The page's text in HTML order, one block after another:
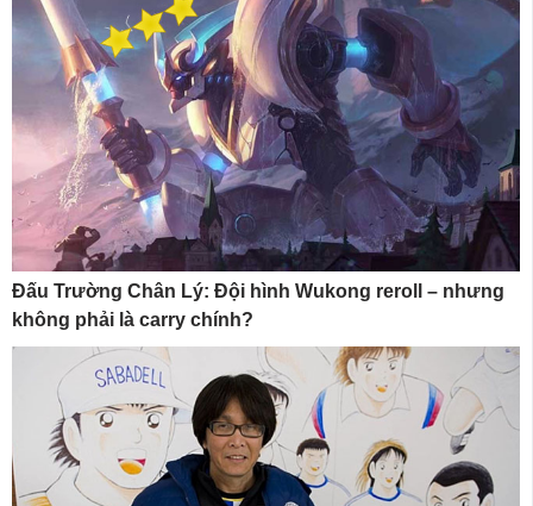
Đấu Trường Chân Lý: Đội hình Wukong reroll – nhưng
không phải là carry chính?